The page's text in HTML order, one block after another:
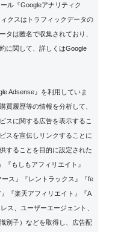
ル『Googleアナリティク
クスはトラフィックデータの
タは匿名で収集されており、
に関して、詳しくはGoogle
Adsense』を利用していま
買履歴等の情報を分析して、
スに関する広告を表示するこ
スを宣伝しリンクすることに
することを目的に設定された
『もしもアフィリエイト』
ース』『レントラックス』『fe
『楽天アフィリエイト』『A
ス、ユーザーエージェント、
別子）などを取得し、広告配